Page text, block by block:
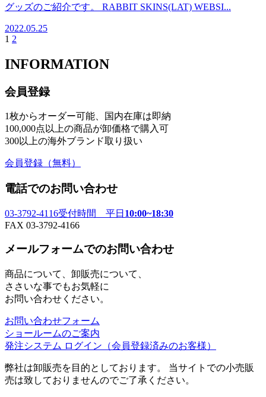
グッズのご紹介です。 RABBIT SKINS(LAT) WEBSI...
2022.05.25
1 2
INFORMATION
会員登録
1枚からオーダー可能、国内在庫は即納
100,000点以上の商品が卸価格で購入可
300以上の海外ブランド取り扱い
会員登録 （無料）
電話でのお問い合わせ
03-3792-4116受付時間 平日 10:00~18:30
FAX 03-3792-4166
メールフォームでのお問い合わせ
商品について、卸販売について、
ささいな事でもお気軽に
お問い合わせください。
お問い合わせフォーム
ショールームのご案内
発注システム ログイン （会員登録済みのお客様）
弊社は卸販売を目的としております。 当サイトでの小売販
売は致しておりませんのでご了承ください。